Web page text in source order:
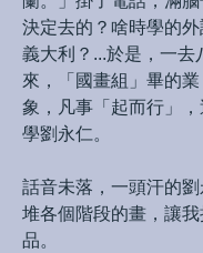
決定去的？啥時學的
義大利？...於是，一去
來，「國畫組」畢的
象，凡事「起而行」
學劉永仁。
話音未落，一頭汗的
堆各個階段的畫，讓
品。